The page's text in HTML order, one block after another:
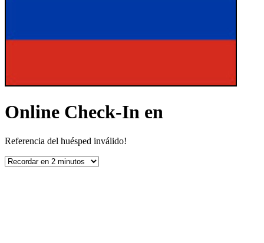
Online Check-In en
Referencia del huésped inválido!